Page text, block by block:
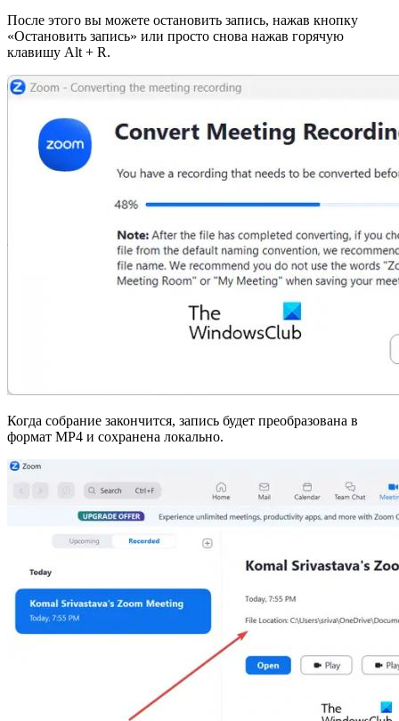
После этого вы можете остановить запись, нажав кнопку
«Остановить запись» или просто снова нажав горячую
клавишу Alt + R.
Когда собрание закончится, запись будет преобразована в
формат MP4 и сохранена локально.